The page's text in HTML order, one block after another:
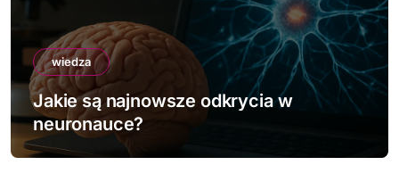
wiedza
Jakie są najnowsze odkrycia w
neuronauce?